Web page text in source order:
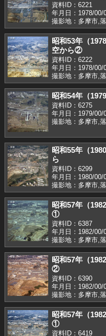
資料ID：6221
年月日：1978/00/
撮影地：多摩市,
昭和53年（
空から②
資料ID：6222
年月日：1978/00/
撮影地：多摩市,
昭和54年（
資料ID：6275
年月日：1979/00/
撮影地：多摩市,
昭和55年（
ら
資料ID：6299
年月日：1980/00/
撮影地：多摩市,
昭和57年（
①
資料ID：6387
年月日：1982/00/
撮影地：多摩市,
昭和57年（
②
資料ID：6390
年月日：1982/00/
撮影地：多摩市,
昭和57年（
①
資料ID：6419